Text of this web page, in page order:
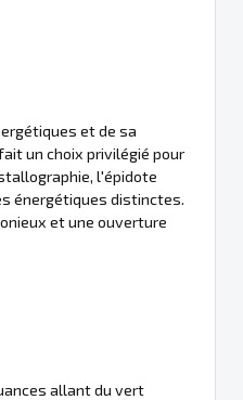
et de sa
un choix privilégié pour
l'épidote
énergétiques distinctes.
et une ouverture
allant du vert